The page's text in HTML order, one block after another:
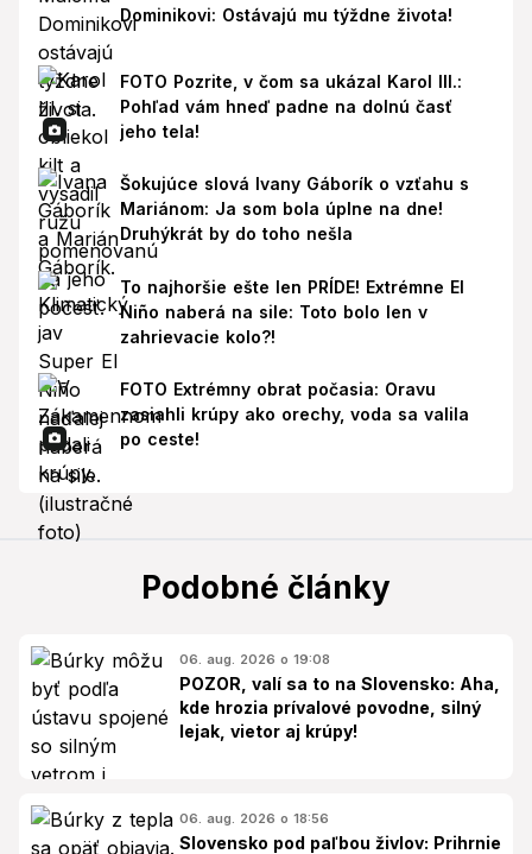
Dominikovi: Ostávajú mu týždne života!
FOTO Pozrite, v čom sa ukázal Karol III.:
Pohľad vám hneď padne na dolnú časť
jeho tela!
Šokujúce slová Ivany Gáborík o vzťahu s
Mariánom: Ja som bola úplne na dne!
Druhýkrát by do toho nešla
To najhoršie ešte len PRÍDE! Extrémne El
Niño naberá na sile: Toto bolo len v
zahrievacie kolo?!
FOTO Extrémny obrat počasia: Oravu
zasiahli krúpy ako orechy, voda sa valila
po ceste!
Podobné články
06. aug. 2026 o 19:08
POZOR, valí sa to na Slovensko: Aha,
kde hrozia prívalové povodne, silný
lejak, vietor aj krúpy!
06. aug. 2026 o 18:56
Slovensko pod paľbou živlov: Prihrnie